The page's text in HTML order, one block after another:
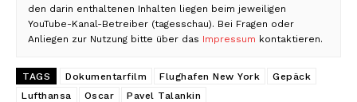
den darin enthaltenen Inhalten liegen beim jeweiligen
YouTube-Kanal-Betreiber (tagesschau). Bei Fragen oder
Anliegen zur Nutzung bitte über das Impressum kontaktieren.
TAGS Dokumentarfilm Flughafen New York
Gepäck
Lufthansa
Oscar Pavel Talankin